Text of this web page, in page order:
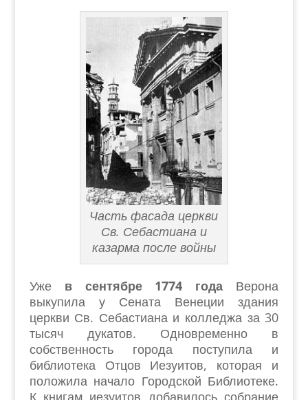
Часть фасада церкви
Св. Себастиана и
казарма после войны
Уже в сентябре 1774 года Верона
выкупила у Сената Венеции здания
церкви Св. Себастиана и колледжа за 30
тысяч дукатов. Одновременно в
собственность города поступила и
библиотека Отцов Иезуитов, которая и
положила начало Городской Библиотеке.